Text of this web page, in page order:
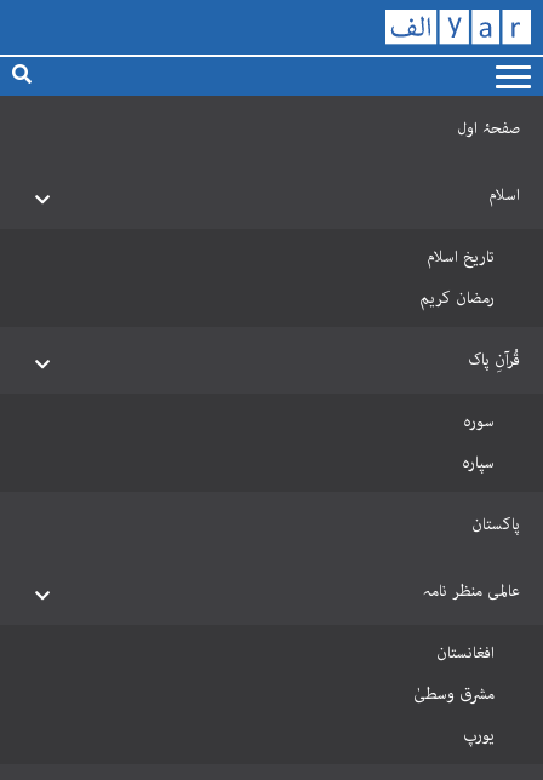
صفحۂ اول
اسلام
تاریخ اسلام
رمضان کریم
قُرآنِ پاک
سورہ
سپارہ
پاکستان
عالمی منظر نامہ
افغانستان
مشرق وسطیٰ
یورپ